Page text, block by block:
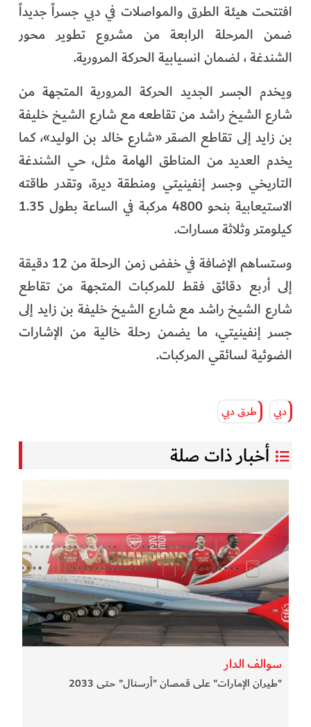
تكنولوجيا
الأكثر قراءة
افتتحت هيئة الطرق والمواصلات في دبي جسراً جديداً
ضمن المرحلة الرابعة من مشروع تطوير محور
الشندغة ، لضمان انسيابية الحركة المرورية.
ويخدم الجسر الجديد الحركة المرورية المتجهة من
شارع الشيخ راشد من تقاطعه مع شارع الشيخ خليفة
بن زايد إلى تقاطع الصقر «شارع خالد بن الوليد»، كما
يخدم العديد من المناطق الهامة مثل، حي الشندغة
التاريخي وجسر إنفينيتي ومنطقة ديرة، وتقدر طاقته
الاستيعابية بنحو 4800 مركبة في الساعة بطول 1.35
كيلومتر وثلاثة مسارات.
وستساهم الإضافة في خفض زمن الرحلة من 12 دقيقة
إلى أربع دقائق فقط للمركبات المتجهة من تقاطع
شارع الشيخ راشد مع شارع الشيخ خليفة بن زايد إلى
جسر إنفينيتي، ما يضمن رحلة خالية من الإشارات
الضوئية لسائقي المركبات.
دبي طرق دبي
أخبار ذات صلة
سوالف الدار
"طيران الإمارات" على قمصان "أرسنال" حتى 2033